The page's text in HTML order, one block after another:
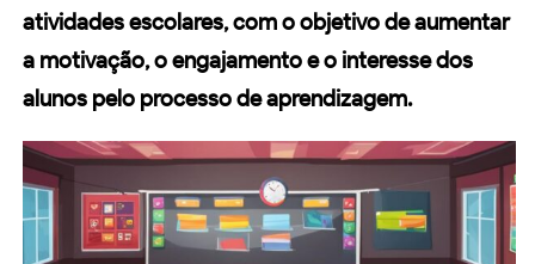
atividades escolares, com o objetivo de aumentar
a motivação, o engajamento e o interesse dos
alunos pelo processo de aprendizagem.